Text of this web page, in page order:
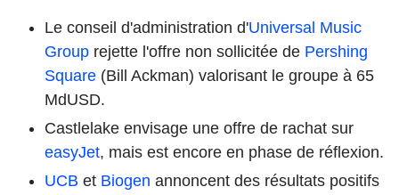
Le conseil d'administration d'Universal Music
Group rejette l'offre non sollicitée de Pershing
Square (Bill Ackman) valorisant le groupe à 65
MdUSD.
Castlelake envisage une offre de rachat sur
easyJet, mais est encore en phase de réflexion.
UCB et Biogen annoncent des résultats positifs